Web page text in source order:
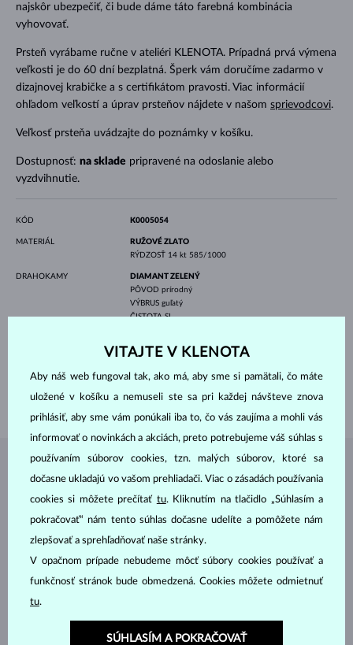
najskôr ubezpečiť, či bude dáme táto farebná kombinácia
vyhovovať.
Prsteň vyrábame ručne v ateliéri KLENOTA. Prípadná prvá výmena
veľkosti je do 60 dní bezplatná. Šperk vám doručíme zadarmo v
dizajnovej krabičke a s certifikátom pravosti. Viac informácií
ohľadom veľkostí a úprav prsteňov nájdete v našom sprievodcovi.
Veľkosť prsteňa uvádzajte do poznámky v košíku.
Dostupnosť: na sklade pripravené na odoslanie alebo
vyzdvihnutie.
KÓD K0005054
MATERIÁL
RUŽOVÉ ZLATO
RÝDZOSŤ 14 kt 585/1000
DRAHOKAMY
DIAMANT ZELENÝ
PÔVOD prírodný
VÝBRUS guľatý
ČISTOTASI
VÁHA 0.25 ct
ŠÍRKA 1.90 mm
VÁHA 1.75 g
ŠPERKY Z ATELIÉRU KLENOTA
VITAJTE V KLENOTA
Aby náš web fungoval tak, ako má, aby sme si pamätali, čo máte
uložené v košíku a nemuseli ste sa pri každej návšteve znova
prihlásiť, aby sme vám ponúkali iba to, čo vás zaujíma a mohli vás
informovať o novinkách a akciách, preto potrebujeme váš súhlas s
používaním súborov cookies, tzn. malých súborov, ktoré sa
dočasne ukladajú vo vašom prehliadači. Viac o zásadách používania
cookies si môžete prečítať tu. Kliknutím na tlačidlo „Súhlasím a
pokračovať“ nám tento súhlas dočasne udelíte a pomôžete nám
zlepšovať a sprehľadňovať naše stránky.
V opačnom prípade nebudeme môcť súbory cookies používať a
funkčnosť stránok bude obmedzená. Cookies môžete odmietnuť
tu.
SÚHLASÍM A POKRAČOVAŤ